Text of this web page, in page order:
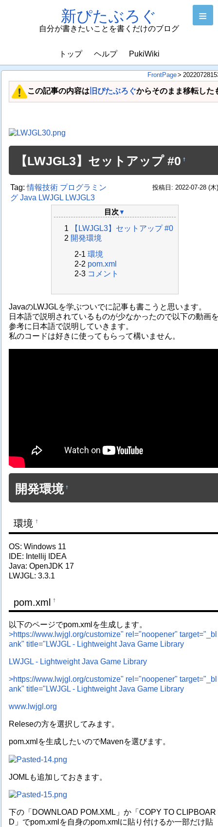
新ぴたぶろぐ
自分が書きたいことを書くだけのブログ
≡
トップ ヘルプ PukiWiki
FrontPage>
この記事の内容は 旧ぴたぶろぐからそのまま移転した
【LWJGL3】セットアップ #0 †
Tag:情報技術 プログラミン
グ Java LWJGL LWJGL3
投稿日: 2022-07-28 (木
目次 ▼
【LWJGL3】セットアップ #0
開発環境
環境
pom.xml
コメント
JavaのLWJGLを学ぶついでに記事も書こうと思います。
日本語で説明されているものが少なかったので以下の動画
参考に日本語で説明していきます。
私のコードは好きに使ってもらって構いません。
開発環境 †
環境 †
OS: Windows 11
IDE: Intellij IDEA
Java: OpenJDK 17
LWJGL: 3.3.1
pom.xml †
以下のページでpom.xmlを生成します。
>https://www.lwjgl.org/customize" rel="noopener" target="_bl
ank" title="LWJGL - Lightweight Java Game Library
LWJGL - Lightweight Java Game Library
>https://www.lwjgl.org/customize" rel="noopener" target="_bl
ank" title="LWJGL - Lightweight Java Game Library
www.lwjgl.org
Releseの方を選択してみます。
pom.xmlを生成したいのでMavenを選びます。
JOMLも追加しておきます。
下の「DOWNLOAD POM.XML」か「COPY TO CLIPBOAR
D」でpom.xmlを自身のpom.xmlに貼り付けるか一部だけ貼